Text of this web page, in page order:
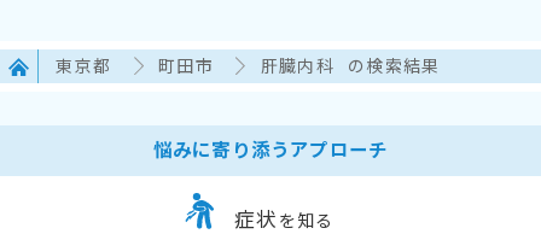
東京都 町田市 肝臓内科 の検索結果
悩みに寄り添うアプローチ
症状 を知る